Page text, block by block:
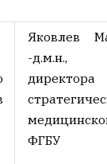
Яковлев
-д.м.н.,
ФГБУ